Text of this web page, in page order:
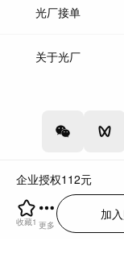
企业授权112元
收藏1 更多
加
上传案例
光厂接单
上架服务
关于光厂
增值电信业务经营
川公网安备